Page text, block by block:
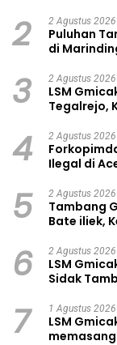
2 2 Agustus 2026
Puluhan
di
3 2 Agustus 2026
LSM
Tegalrejo,
4 2 Agustus 2026
Ilegal di
5 2 Agustus 2026
Tambang
Bate iliek,
6 2 Agustus 2026
LSM
Sidak
7 1 Agustus 2026
LSM